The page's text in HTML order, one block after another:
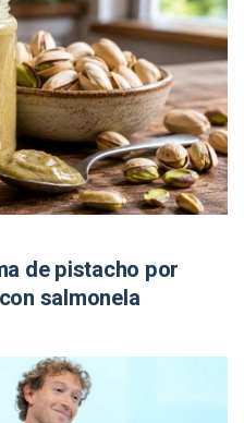
de pistacho por
salmonela